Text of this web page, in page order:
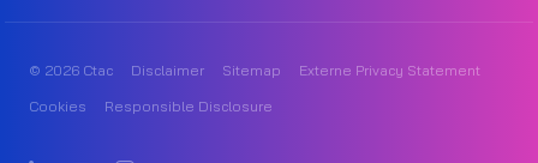
© 2026 Ctac Disclaimer Sitemap
Externe Privacy Statement
Cookies
Responsible Disclosure